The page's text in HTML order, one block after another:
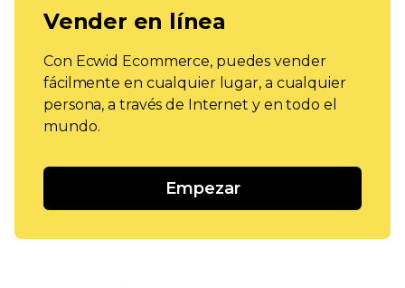
Vender en línea
Con Ecwid Ecommerce, puedes vender
fácilmente en cualquier lugar, a cualquier
persona, a través de Internet y en todo el
mundo.
Empezar